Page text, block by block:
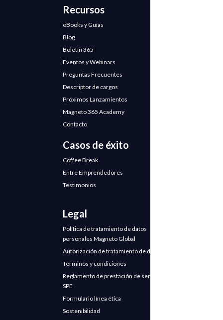
Recursos
eBooks y Guías
Blog
Boletín 365
Eventos y Webinars
Preguntas Frecuentes
Descriptor de cargos
Próximos Lanzamientos
Magneto 365 Academy
Contacto
Casos de éxito
Coffee Break
Entre Emprendedores
Testimonios
Legal
Política de tratamiento de datos
personales Magneto Global
Autorización de tratamiento de datos
Términos y condiciones
Reglamento de prestación de servicios
SPE
Formulario línea ética
Sostenibilidad